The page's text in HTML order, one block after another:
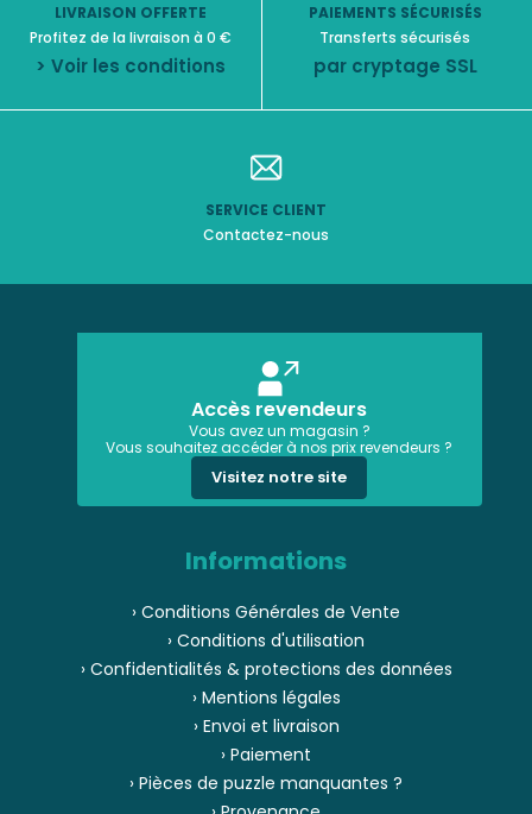
LIVRAISON OFFERTE
Profitez de la livraison à 0 €
> Voir les conditions
PAIEMENTS SÉCURISÉS
Transferts sécurisés
par cryptage SSL
SERVICE CLIENT
Contactez-nous
Accès revendeurs
Vous avez un magasin ?
Vous souhaitez accéder à nos prix revendeurs ?
Visitez notre site
Informations
› Conditions Générales de Vente
› Conditions d'utilisation
› Confidentialités & protections des données
› Mentions légales
› Envoi et livraison
› Paiement
› Pièces de puzzle manquantes ?